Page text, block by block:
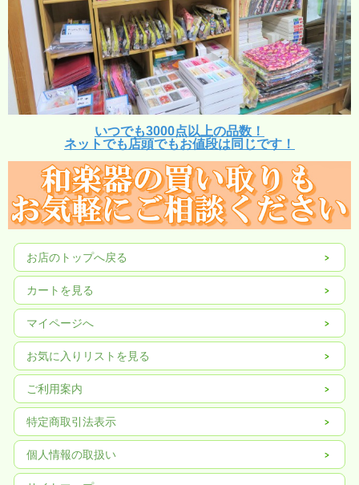
いつでも3000点以上の品数！
ネットでも店頭でもお値段は同じです！
お店のトップへ戻る
カートを見る
マイページへ
お気に入りリストを見る
ご利用案内
特定商取引法表示
個人情報の取扱い